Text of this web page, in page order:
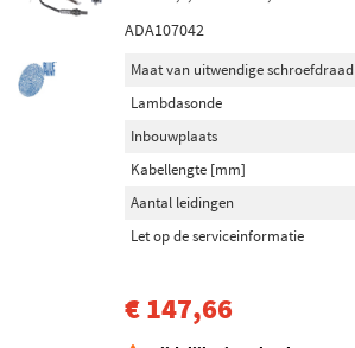
ADA107042
Maat van uitwendige schroefdraad
Lambdasonde
Inbouwplaats
Kabellengte [mm]
Aantal leidingen
Let op de serviceinformatie
€ 147,66